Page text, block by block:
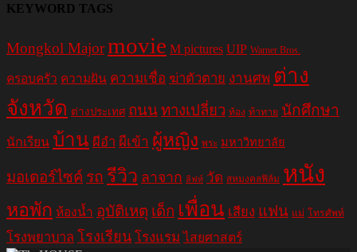
KEYWORD TAGS
Mongkol Majormovie M pictures UIP Warner Bros.
ครอบครัว ความฝัน ความเชื่อ ฆ่าตัวตาย งานศพ ต่าง
จังหวัด ต่างประเทศ ถนนทางเปลี่ยว ท้อง ท้าทาย นักศึกษา
นักเรียน บ้าน ผีอำ ผีเข้า ผู้หญิง พระ มหาวิทยาลัย
มอเตอร์ไซค์ รถ รีวิว ลาจาก ลิฟท์ วัด สหมงคลฟิล์ม หนัง
หอพัก ห้องน้ำ อุบัติเหตุ เด็ก เพื่อน เสียง แฟน แม่ โทรศัพท์
โรงพยาบาล โรงเรียน โรงแรม ไสยศาสตร์